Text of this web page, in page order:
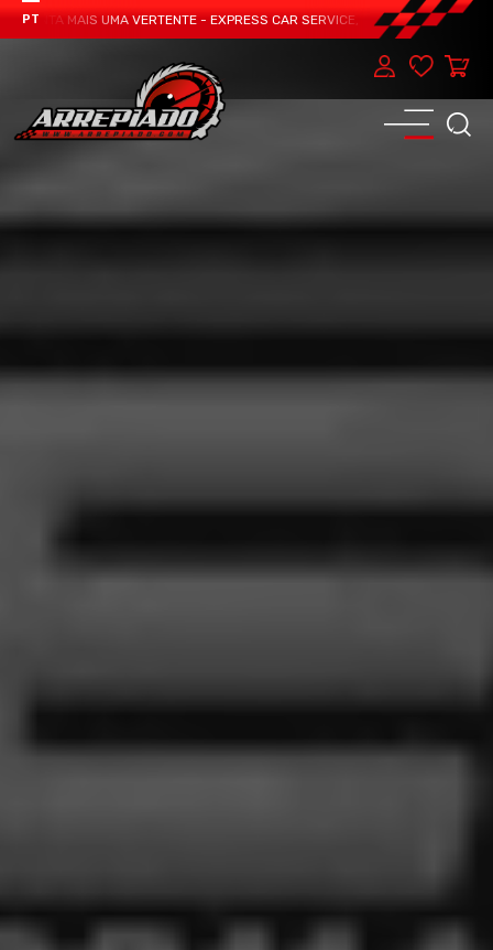
PT MAIS UMA VERTENTE - EXPRESS CAR SERVICE, MANUTENÇÃO DO TEU